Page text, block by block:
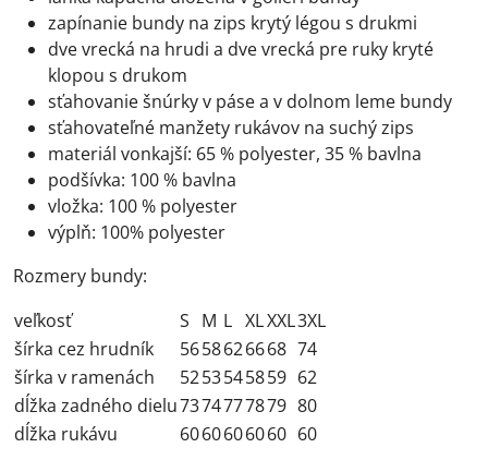
zapínanie bundy na zips krytý légou s drukmi
dve vrecká na hrudi a dve vrecká pre ruky kryté
klopou s drukom
sťahovanie šnúrky v páse a v dolnom leme bundy
sťahovateľné manžety rukávov na suchý zips
materiál vonkajší: 65 % polyester, 35 % bavlna
podšívka: 100 % bavlna
vložka: 100 % polyester
výplň: 100% polyester
Rozmery bundy:
veľkosť
S M L XLXXL3XL
šírka cez hrudník
5658626668 74
šírka v ramenách
5253545859 62
dĺžka zadného dielu7374777879 80
dĺžka rukávu
6060606060 60